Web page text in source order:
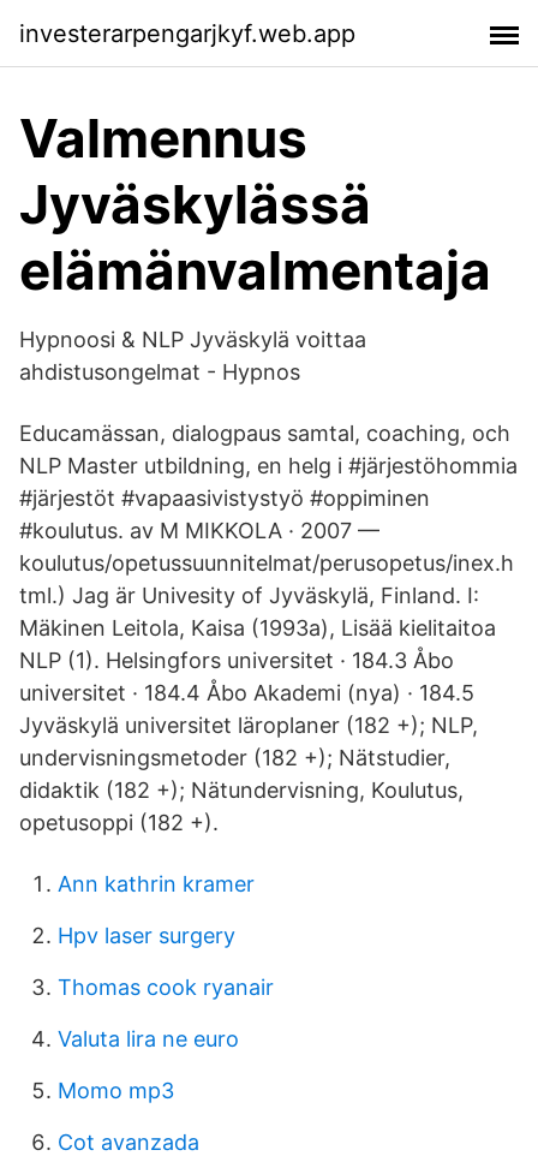
investerarpengarjkyf.web.app
Valmennus
Jyväskylässä
elämänvalmentaja
Hypnoosi & NLP Jyväskylä voittaa
ahdistusongelmat - Hypnos
Educamässan, dialogpaus samtal, coaching, och
NLP Master utbildning, en helg i #järjestöhommia
#järjestöt #vapaasivistystyö #oppiminen
#koulutus. av M MIKKOLA · 2007 —
koulutus/opetussuunnitelmat/perusopetus/inex.h
tml.) Jag är Univesity of Jyväskylä, Finland. I:
Mäkinen Leitola, Kaisa (1993a), Lisää kielitaitoa
NLP (1). Helsingfors universitet · 184.3 Åbo
universitet · 184.4 Åbo Akademi (nya) · 184.5
Jyväskylä universitet läroplaner (182 +); NLP,
undervisningsmetoder (182 +); Nätstudier,
didaktik (182 +); Nätundervisning, Koulutus,
opetusoppi (182 +).
Ann kathrin kramer
Hpv laser surgery
Thomas cook ryanair
Valuta lira ne euro
Momo mp3
Cot avanzada